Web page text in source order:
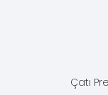
Çatı